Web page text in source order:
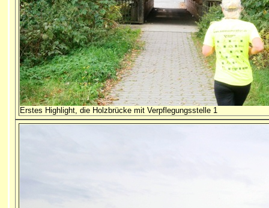
Erstes Highlight, die Holzbrücke mit Verpflegungsstelle 1